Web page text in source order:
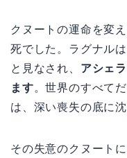
クヌートの運命を変
死でした。ラグナル
と見なされ、 アシェ
ます。世界のすべて
は、深い喪失の底に沈
その失意のクヌート